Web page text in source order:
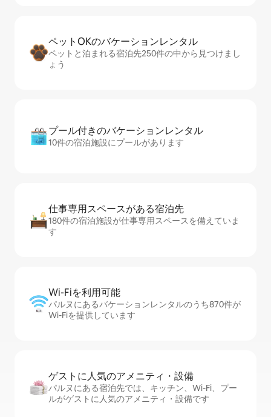
ペットOKのバ⁠ケ⁠ー⁠シ⁠ョ⁠ンレ⁠ン⁠タ⁠ル
ペットと泊まれる宿泊先250件の中から見つけまし
ょう
プール付きのバ⁠ケ⁠ー⁠シ⁠ョ⁠ンレ⁠ン⁠タ⁠ル
10件の宿泊施設にプールがあります
仕事専用ス⁠ペ⁠ー⁠スがあ⁠る宿⁠泊⁠先
180件の宿泊施設が仕事専用スペースを備えていま
す
Wi-Fiを利⁠用⁠可⁠能
パルヌにあるバケーションレンタルのうち870件が
Wi-Fiを提供しています
ゲストに人⁠気⁠のア⁠メ⁠ニ⁠テ⁠ィ・設⁠備
パルヌにある宿泊先では、キッチン、Wi-Fi、プー
ルがゲストに人気のアメニティ・設備です